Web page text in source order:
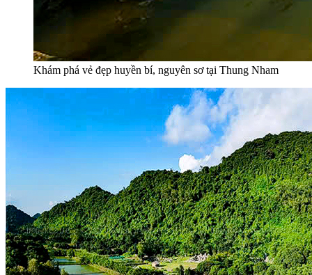
Khám phá vẻ đẹp huyền bí, nguyên sơ tại Thung Nham